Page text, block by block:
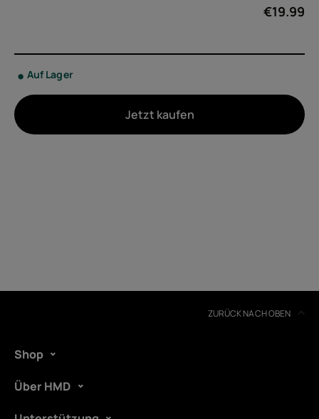
€19.99
Auf Lager
Jetzt kaufen
ZURÜCK NACH OBEN
Shop
Über HMD